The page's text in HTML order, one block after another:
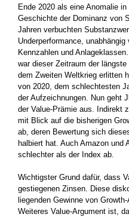
Ende 2020 als eine Anomalie
Geschichte der Dominanz von
Jahren verbuchten
Underperformance, unabhängig
Kennzahlen und
war dieser Zeitraum der
dem Zweiten Weltkrieg erlitten
von 2020, dem schlechtesten
der Aufzeichnungen. Nun geht
der Value-Prämie aus. Indirekt
mit Blick auf die bisherigen
ab, deren Bewertung sich
halbiert hat. Auch Amazon und
schlechter als der Index ab.
Wichtigster Grund dafür, dass
gestiegenen Zinsen. Diese
liegenden Gewinne von
Weiteres Value-Argument ist,